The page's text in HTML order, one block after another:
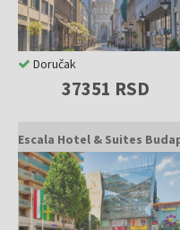
37351 RSD
Doručak
Escala Hotel & Suites